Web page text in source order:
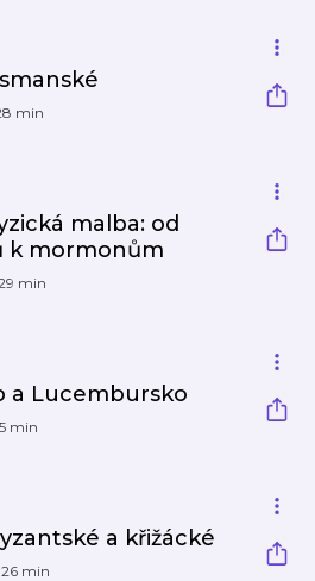
min
malba: od
k mormonům
min
a Lucembursko
min
a křižácké
26 min